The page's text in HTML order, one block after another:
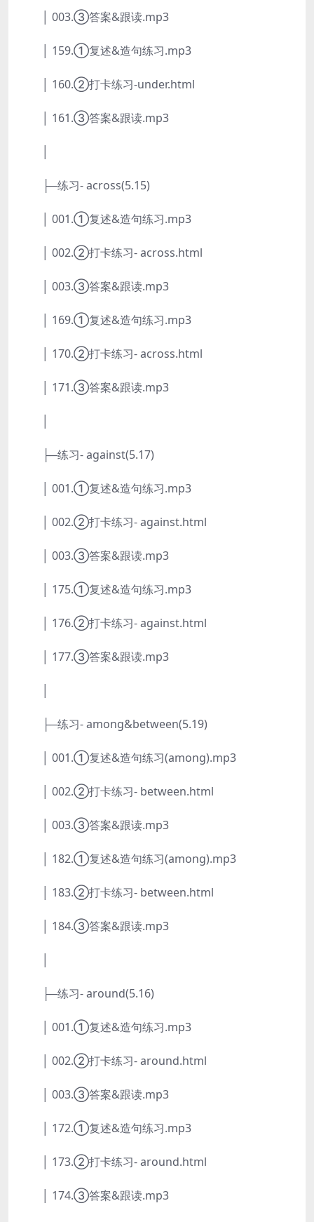
│ 003.③答案&跟读.mp3
│ 159.①复述&造句练习.mp3
│ 160.②打卡练习-under.html
│ 161.③答案&跟读.mp3
├─练习- across(5.15)
│ 001.①复述&造句练习.mp3
│ 002.②打卡练习- across.html
│ 003.③答案&跟读.mp3
│ 169.①复述&造句练习.mp3
│ 170.②打卡练习- across.html
│ 171.③答案&跟读.mp3
├─练习- against(5.17)
│ 001.①复述&造句练习.mp3
│ 002.②打卡练习- against.html
│ 003.③答案&跟读.mp3
│ 175.①复述&造句练习.mp3
│ 176.②打卡练习- against.html
│ 177.③答案&跟读.mp3
├─练习- among&between(5.19)
│ 001.①复述&造句练习(among).mp3
│ 002.②打卡练习- between.html
│ 003.③答案&跟读.mp3
│ 182.①复述&造句练习(among).mp3
│ 183.②打卡练习- between.html
│ 184.③答案&跟读.mp3
├─练习- around(5.16)
│ 001.①复述&造句练习.mp3
│ 002.②打卡练习- around.html
│ 003.③答案&跟读.mp3
│ 172.①复述&造句练习.mp3
│ 173.②打卡练习- around.html
│ 174.③答案&跟读.mp3